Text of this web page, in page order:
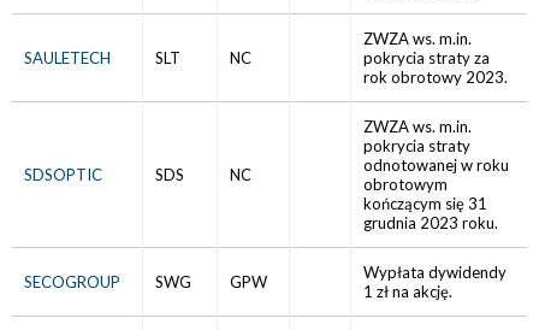
SAULETECH SLT NC
ZWZA ws. m.in.
pokrycia straty za
rok obrotowy 2023.
SDSOPTIC SDS NC
ZWZA ws. m.in.
pokrycia straty
odnotowanej w roku
obrotowym
kończącym się 31
grudnia 2023 roku.
SECOGROUP SWG GPW
Wypłata dywidendy
1 zł na akcję.